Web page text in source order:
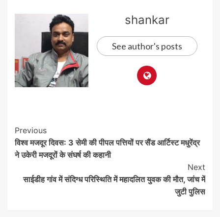
shankar
See author's posts
Post
Navigation
Previous
विश्व मजदूर दिवस: 3 सेमी की पीपल पत्तियों पर सैंड आर्टिस्ट मधुरेंद्र
ने उकेरी मजदूरों के संघर्ष की कहानी
Next
साईडीह गांव में संदिग्ध परिस्थिति में महादलित युवक की मौत, जांच में
जुटी पुलिस